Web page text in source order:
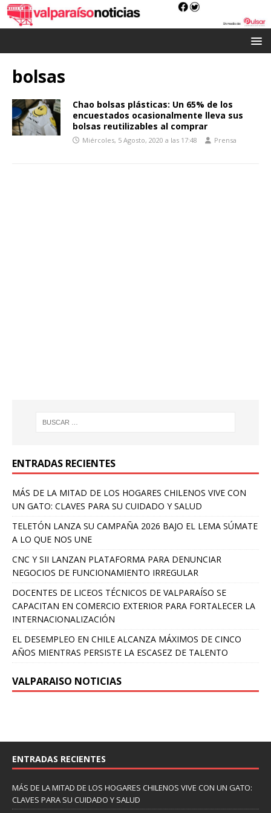
bolsas
Chao bolsas plásticas: Un 65% de los
encuestados ocasionalmente lleva sus
bolsas reutilizables al comprar
Miércoles, 5 Agosto, 2020 a las 17:48 Prensa
ENTRADAS RECIENTES
MÁS DE LA MITAD DE LOS HOGARES CHILENOS VIVE CON
UN GATO: CLAVES PARA SU CUIDADO Y SALUD
TELETÓN LANZA SU CAMPAÑA 2026 BAJO EL LEMA SÚMATE
A LO QUE NOS UNE
CNC Y SII LANZAN PLATAFORMA PARA DENUNCIAR
NEGOCIOS DE FUNCIONAMIENTO IRREGULAR
DOCENTES DE LICEOS TÉCNICOS DE VALPARAÍSO SE
CAPACITAN EN COMERCIO EXTERIOR PARA FORTALECER LA
INTERNACIONALIZACIÓN
EL DESEMPLEO EN CHILE ALCANZA MÁXIMOS DE CINCO
AÑOS MIENTRAS PERSISTE LA ESCASEZ DE TALENTO
VALPARAISO NOTICIAS
ENTRADAS RECIENTES
MÁS DE LA MITAD DE LOS HOGARES CHILENOS VIVE CON UN GATO:
CLAVES PARA SU CUIDADO Y SALUD